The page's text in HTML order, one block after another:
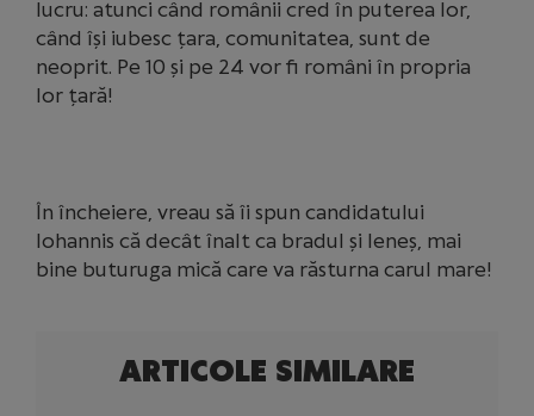
lucru: atunci când românii cred în puterea lor,
când își iubesc țara, comunitatea, sunt de
neoprit. Pe 10 și pe 24 vor fi români în propria
lor țară!
În încheiere, vreau să îi spun candidatului
Iohannis că decât înalt ca bradul și leneș, mai
bine buturuga mică care va răsturna carul mare!
ARTICOLE SIMILARE